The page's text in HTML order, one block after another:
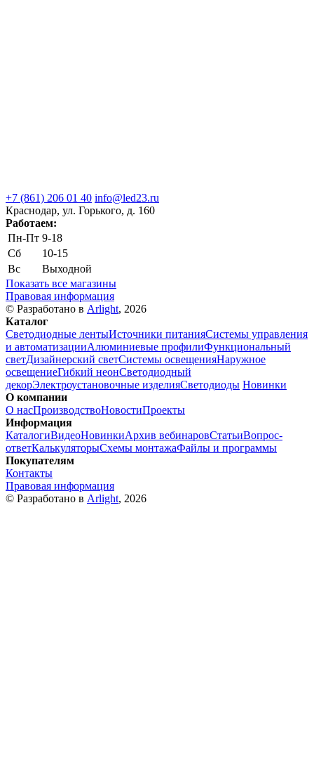
+7 (861) 206 01 40 info@led23.ru
Краснодар, ул. Горького, д. 160
Работаем:
Пн-Пт 9-18
Сб
10-15
Вс
Выходной
Показать все магазины
Правовая информация
© Разработано в Arlight, 2026
Каталог
Светодиодные лентыИсточники питанияСистемы управления
и автоматизацииАлюминиевые профилиФункциональный
светДизайнерский светСистемы освещенияНаружное
освещениеГибкий неонСветодиодный
декорЭлектроустановочные изделияСветодиоды Новинки
О компании
О насПроизводствоНовостиПроекты
Информация
КаталогиВидеоНовинкиАрхив вебинаровСтатьиВопрос-
ответКалькуляторыСхемы монтажаФайлы и программы
Покупателям
Контакты
Правовая информация
© Разработано в Arlight, 2026